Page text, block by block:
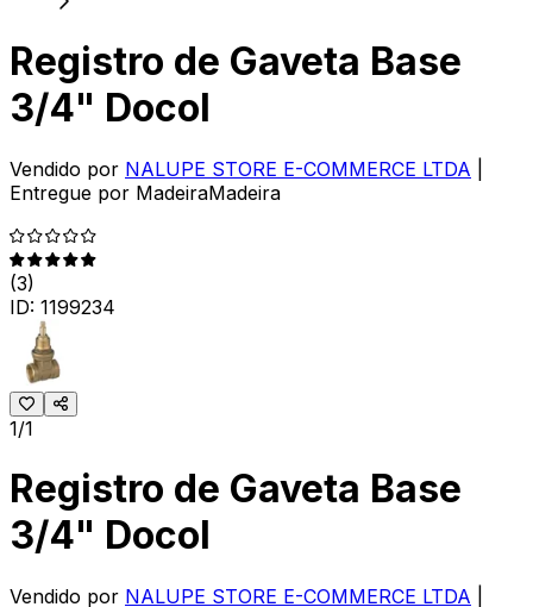
Registro de Gaveta Base
3/4" Docol
Vendido por NALUPE STORE E-COMMERCE LTDA
Entregue por MadeiraMadeira
(3)
ID: 1199234
1/1
Registro de Gaveta Base
3/4" Docol
Vendido por NALUPE STORE E-COMMERCE LTDA